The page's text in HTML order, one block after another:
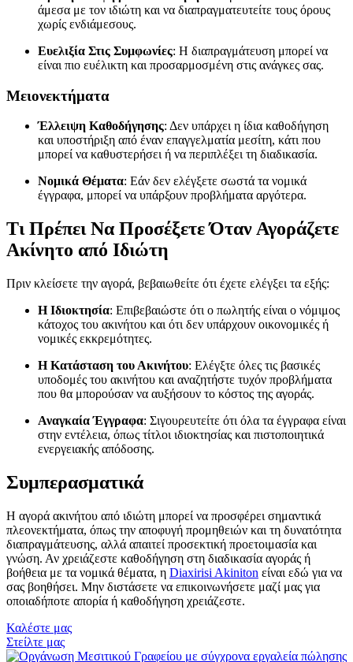
άμεσα με τον ιδιώτη και να διαπραγματευτείτε τους όρους
χωρίς ενδιάμεσους.
Ευελιξία Στις Συμφωνίες: Η διαπραγμάτευση μπορεί να
είναι πιο ευέλικτη και προσαρμοσμένη στις ανάγκες σας.
Μειονεκτήματα
Έλλειψη Καθοδήγησης: Δεν υπάρχει η ίδια καθοδήγηση
και υποστήριξη από έναν επαγγελματία μεσίτη, κάτι που
μπορεί να καθυστερήσει ή να περιπλέξει τη διαδικασία.
Νομικά Θέματα: Εάν δεν ελέγξετε σωστά τα νομικά
έγγραφα, μπορεί να υπάρξουν προβλήματα αργότερα.
Τι Πρέπει Να Προσέξετε Όταν Αγοράζετε
Ακίνητο από Ιδιώτη
Πριν κλείσετε την αγορά, βεβαιωθείτε ότι έχετε ελέγξει τα εξής:
Η Ιδιοκτησία: Επιβεβαιώστε ότι ο πωλητής είναι ο νόμιμος
κάτοχος του ακινήτου και ότι δεν υπάρχουν οικονομικές ή
νομικές εκκρεμότητες.
Η Κατάσταση του Ακινήτου: Ελέγξτε όλες τις βασικές
υποδομές του ακινήτου και αναζητήστε τυχόν προβλήματα
που θα μπορούσαν να αυξήσουν το κόστος της αγοράς.
Αναγκαία Έγγραφα: Σιγουρευτείτε ότι όλα τα έγγραφα είναι
στην εντέλεια, όπως τίτλοι ιδιοκτησίας και πιστοποιητικά
ενεργειακής απόδοσης.
Συμπερασματικά
Η αγορά ακινήτου από ιδιώτη μπορεί να προσφέρει σημαντικά
πλεονεκτήματα, όπως την αποφυγή προμηθειών και τη δυνατότητα
διαπραγμάτευσης, αλλά απαιτεί προσεκτική προετοιμασία και
γνώση. Αν χρειάζεστε καθοδήγηση στη διαδικασία αγοράς ή
βοήθεια με τα νομικά θέματα, η Diaxirisi Akiniton είναι εδώ για να
σας βοηθήσει. Μην διστάσετε να επικοινωνήσετε μαζί μας για
οποιαδήποτε απορία ή καθοδήγηση χρειάζεστε.
Καλέστε μας
Στείλτε μας